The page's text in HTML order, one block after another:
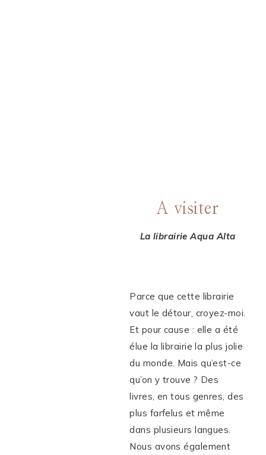
A visiter
La librairie Aqua Alta
Parce que cette librairie
vaut le détour, croyez-moi.
Et pour cause : elle a été
élue la librairie la plus jolie
du monde. Mais qu’est-ce
qu’on y trouve ? Des
livres, en tous genres, des
plus farfelus et même
dans plusieurs langues.
Nous avons également